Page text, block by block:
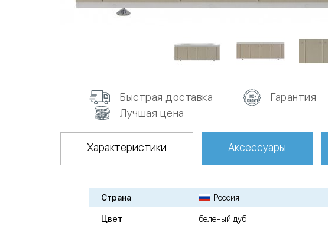
Быстрая доставка Гарантия
Лучшая цена
Характеристики Аксессуары
Страна Россия
Цвет беленый дуб